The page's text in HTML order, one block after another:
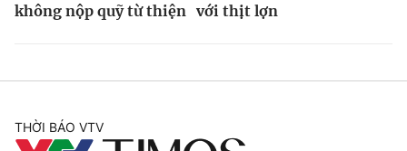
không nộp quỹ từ thiện với thịt lợn
THỜI BÁO VTV